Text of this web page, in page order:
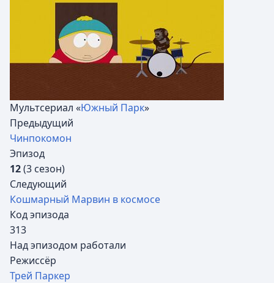
Мультсериал «Южный Парк»
Предыдущий
Чинпокомон
Эпизод
12(3 сезон)
Следующий
Кошмарный Марвин в космосе
Код эпизода
313
Над эпизодом работали
Режиссёр
Трей Паркер